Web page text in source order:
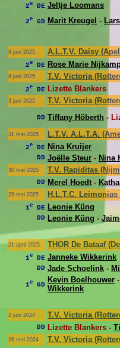
2e DE Jeltje Loomans
2e GD Marit Kreugel -
9 juni 2025
A.L.T.V. Daisy
2e DE Rose Marie
8 juni 2025 T.V. Victoria
2e DE Lizette Blankers
3 juni 2025 T.V. Victoria
DD Tiffany Höberth -
31 mei 2025 L.T.V. A.L.T.A.
2e DE Nina Kruijer
DD Joëlle Steur - Nina
30 mei 2025 T.V. Rapiditas
DD Merel Hoedt-
29 mei 2025 H.L.T.C. Leimonias
1e DE Leonie Küng
DD Leonie Küng -
21 april 2025
THOR De Bataaf
1e DE Janneke Wikkerink
DD Jade Schoelink -
1e GD
Kevin Boelhouwer -
Wikkerink
2 juni 2024
T.V. Victoria
DD Lizette Blankers -
26 mei 2024 T.V. Victoria